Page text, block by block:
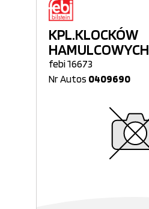
KPL.KLOCKÓW
HAMULCOWYCH
febi 16673
Nr Autos 0409690